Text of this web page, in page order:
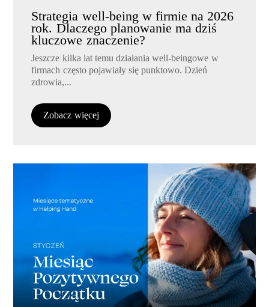
Strategia well-being w firmie na 2026
rok. Dlaczego planowanie ma dziś
kluczowe znaczenie?
Jeszcze kilka lat temu działania well-beingowe w
firmach często pojawiały się punktowo. Dzień
zdrowia,...
Zobacz więcej